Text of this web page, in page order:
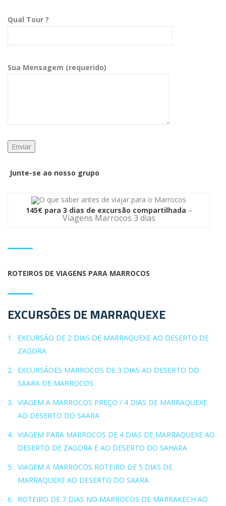
Qual Tour ?
Sua Mensagem (requerido)
Junte-se ao nosso grupo
145€ para 3 dias de excursão compartilhada –
Viagens Marrocos 3 dias
ROTEIROS DE VIAGENS PARA MARROCOS
EXCURSÕES DE MARRAQUEXE
EXCURSÃO DE 2 DIAS DE MARRAQUEXE AO DESERTO DE
ZAGORA
EXCURSÃOES MARROCOS DE 3 DIAS AO DESERTO DO
SAARA DE MARROCOS
VIAGEM A MARROCOS PREÇO / 4 DIAS DE MARRAQUEXE
AO DESERTO DO SAARA
VIAGEM PARA MARROCOS DE 4 DIAS DE MARRAQUEXE AO
DESERTO DE ZAGORA E AO DESERTO DO SAHARA
VIAGEM A MARROCOS ROTEIRO DE 5 DIAS DE
MARRAQUEXE AO DESERTO DO SAARA
ROTEIRO DE 7 DIAS NO MARROCOS DE MARRAKECH AO